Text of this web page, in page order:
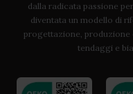
dalla radicata passione
diventata un modello di
progettazione, produzione
tendaggi e